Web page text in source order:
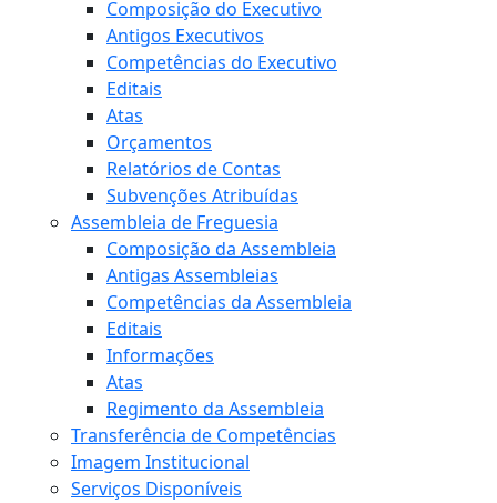
Composição do Executivo
Antigos Executivos
Competências do Executivo
Editais
Atas
Orçamentos
Relatórios de Contas
Subvenções Atribuídas
Assembleia de Freguesia
Composição da Assembleia
Antigas Assembleias
Competências da Assembleia
Editais
Informações
Atas
Regimento da Assembleia
Transferência de Competências
Imagem Institucional
Serviços Disponíveis